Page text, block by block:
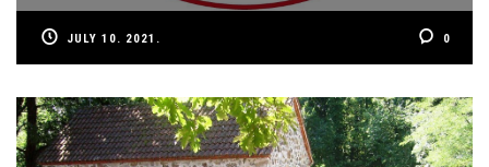
JULY 10. 2021. 0